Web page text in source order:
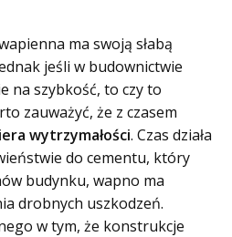
ma swoją słabą
jeśli w budownictwie
na szybkość, to czy to
zauważyć, że z czasem
wytrzymałości. Czas działa
do cementu, który
budynku, wapno ma
drobnych uszkodzeń.
w tym, że konstrukcje